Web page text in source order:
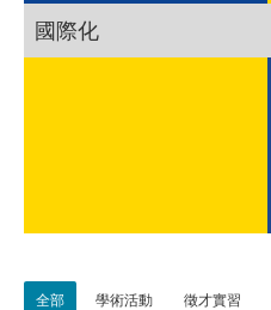
國際化
全部 學術活動 徵才實習